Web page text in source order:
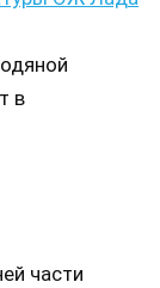
в
части